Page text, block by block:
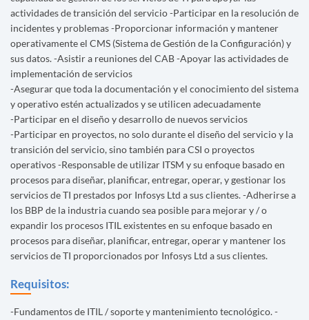
actividades de transición del servicio -Participar en la resolución de
incidentes y problemas -Proporcionar información y mantener
operativamente el CMS (Sistema de Gestión de la Configuración) y
sus datos. -Asistir a reuniones del CAB -Apoyar las actividades de
implementación de servicios
-Asegurar que toda la documentación y el conocimiento del sistema
y operativo estén actualizados y se utilicen adecuadamente
-Participar en el diseño y desarrollo de nuevos servicios
-Participar en proyectos, no solo durante el diseño del servicio y la
transición del servicio, sino también para CSI o proyectos
operativos -Responsable de utilizar ITSM y su enfoque basado en
procesos para diseñar, planificar, entregar, operar, y gestionar los
servicios de TI prestados por Infosys Ltd a sus clientes. -Adherirse a
los BBP de la industria cuando sea posible para mejorar y / o
expandir los procesos ITIL existentes en su enfoque basado en
procesos para diseñar, planificar, entregar, operar y mantener los
servicios de TI proporcionados por Infosys Ltd a sus clientes.
Requisitos:
-Fundamentos de ITIL / soporte y mantenimiento tecnológico. -